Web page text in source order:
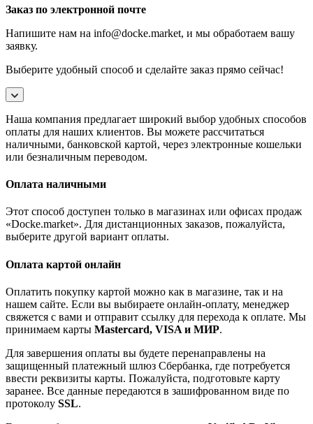
Заказ по электронной почте
Напишите нам на info@docke.market, и мы обработаем вашу
заявку.
Выберите удобный способ и сделайте заказ прямо сейчас!
Наша компания предлагает широкий выбор удобных способов
оплаты для наших клиентов. Вы можете рассчитаться
наличными, банковской картой, через электронные кошельки
или безналичным переводом.
Оплата наличными
Этот способ доступен только в магазинах или офисах продаж
«Docke.market». Для дистанционных заказов, пожалуйста,
выберите другой вариант оплаты.
Оплата картой онлайн
Оплатить покупку картой можно как в магазине, так и на
нашем сайте. Если вы выбираете онлайн-оплату, менеджер
свяжется с вами и отправит ссылку для перехода к оплате. Мы
принимаем карты Mastercard, VISA и МИР.
Для завершения оплаты вы будете перенаправлены на
защищенный платежный шлюз Сбербанка, где потребуется
ввести реквизиты карты. Пожалуйста, подготовьте карту
заранее. Все данные передаются в зашифрованном виде по
протоколу SSL.